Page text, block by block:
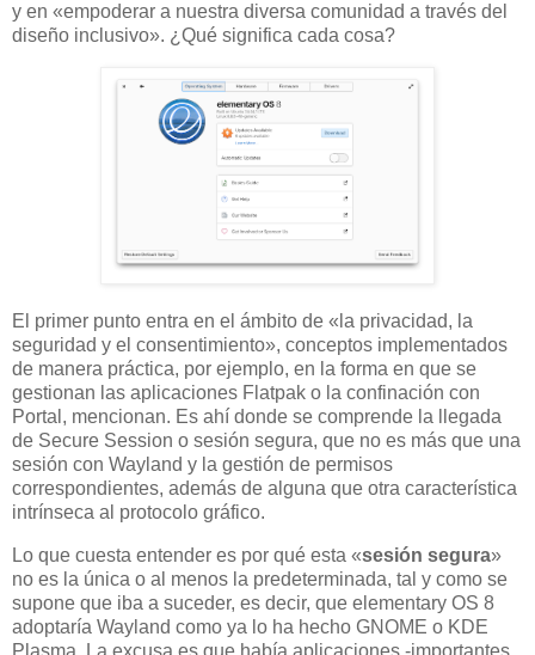
y en «empoderar a nuestra diversa comunidad a través del
diseño inclusivo». ¿Qué significa cada cosa?
El primer punto entra en el ámbito de «la privacidad, la
seguridad y el consentimiento», conceptos implementados
de manera práctica, por ejemplo, en la forma en que se
gestionan las aplicaciones Flatpak o la confinación con
Portal, mencionan. Es ahí donde se comprende la llegada
de Secure Session o sesión segura, que no es más que una
sesión con Wayland y la gestión de permisos
correspondientes, además de alguna que otra característica
intrínseca al protocolo gráfico.
Lo que cuesta entender es por qué esta «sesión segura»
no es la única o al menos la predeterminada, tal y como se
supone que iba a suceder, es decir, que elementary OS 8
adoptaría Wayland como ya lo ha hecho GNOME o KDE
Plasma. La excusa es que había aplicaciones -importantes,